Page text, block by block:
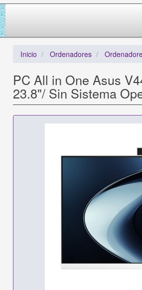
Inicio Ordenadores
PC All in One Asus
23.8"/ Sin Sistema